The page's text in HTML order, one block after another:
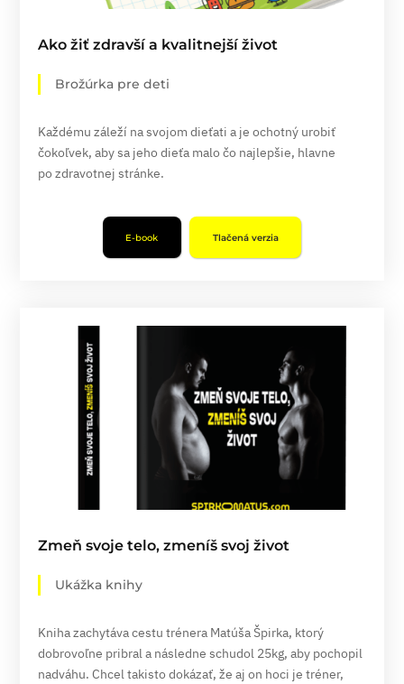
Ako žiť zdravší a kvalitnejší život
Brožúrka pre deti
Každému záleží na svojom dieťati a je ochotný urobiť
čokoľvek, aby sa jeho dieťa malo čo najlepšie, hlavne
po zdravotnej stránke.
E-book Tlačená verzia
Zmeň svoje telo, zmeníš svoj život
Ukážka knihy
Kniha zachytáva cestu trénera Matúša Špirka, ktorý
dobrovoľne pribral a následne schudol 25kg, aby pochopil
nadváhu. Chcel takisto dokázať, že aj on hoci je tréner,